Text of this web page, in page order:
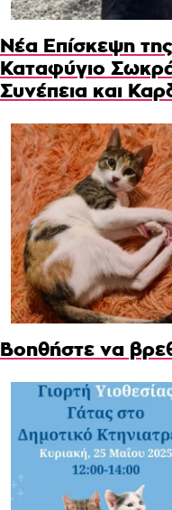
Νέα Επίσκεψη
Καταφύγιο
Συνέπεια και
Βοηθήστε να